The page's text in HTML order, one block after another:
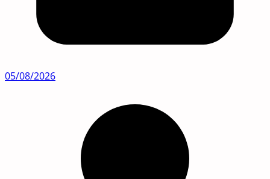
05/08/2026